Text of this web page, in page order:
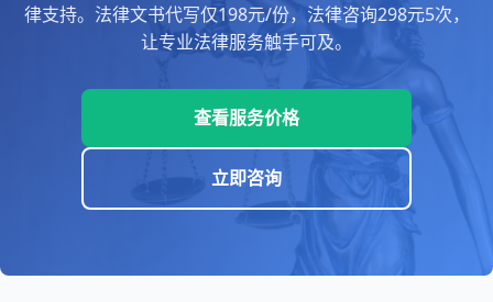
律支持。法律文书代写仅198元/份，法律咨询298元5次，
让专业法律服务触手可及。
查看服务价格
立即咨询